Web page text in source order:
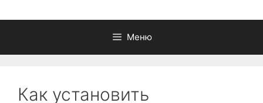
Меню
Как установить